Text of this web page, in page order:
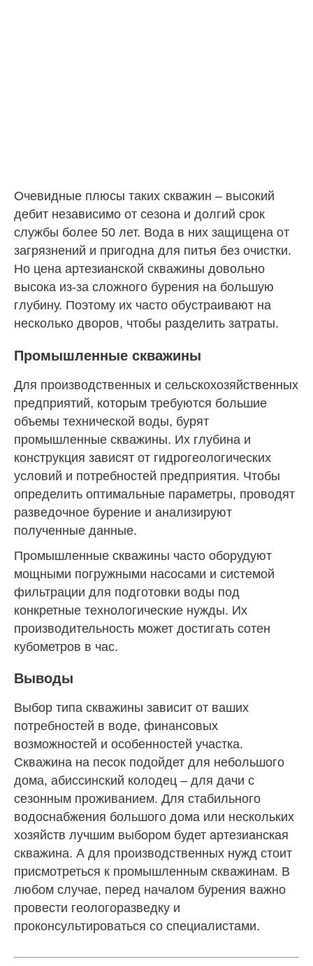
Очевидные плюсы таких скважин – высокий
дебит независимо от сезона и долгий срок
службы более 50 лет. Вода в них защищена от
загрязнений и пригодна для питья без очистки.
Но цена артезианской скважины довольно
высока из-за сложного бурения на большую
глубину. Поэтому их часто обустраивают на
несколько дворов, чтобы разделить затраты.
Промышленные скважины
Для производственных и сельскохозяйственных
предприятий, которым требуются большие
объемы технической воды, бурят
промышленные скважины. Их глубина и
конструкция зависят от гидрогеологических
условий и потребностей предприятия. Чтобы
определить оптимальные параметры, проводят
разведочное бурение и анализируют
полученные данные.
Промышленные скважины часто оборудуют
мощными погружными насосами и системой
фильтрации для подготовки воды под
конкретные технологические нужды. Их
производительность может достигать сотен
кубометров в час.
Выводы
Выбор типа скважины зависит от ваших
потребностей в воде, финансовых
возможностей и особенностей участка.
Скважина на песок подойдет для небольшого
дома, абиссинский колодец – для дачи с
сезонным проживанием. Для стабильного
водоснабжения большого дома или нескольких
хозяйств лучшим выбором будет артезианская
скважина. А для производственных нужд стоит
присмотреться к промышленным скважинам. В
любом случае, перед началом бурения важно
провести геологоразведку и
проконсультироваться со специалистами.